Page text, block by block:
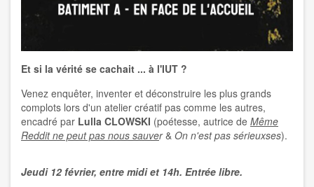
Et si la vérité se cachait ... à l'IUT ?
Venez enquêter, inventer et déconstruire les plus grands
complots lors d'un atelier créatif pas comme les autres,
encadré par Lulla CLOWSKI (poétesse, autrice de Même
Reddit ne peut pas nous sauver& On n'est pas sérieuxses).
Jeudi 12 février, entre midi et 14h. Entrée libre.